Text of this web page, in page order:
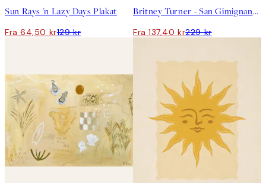
Sun Rays 'n Lazy Days Plakat
Fra 64,50 kr129 kr
Britney Turner - San Gimignano Plakat
Fra 137,40 kr229 kr